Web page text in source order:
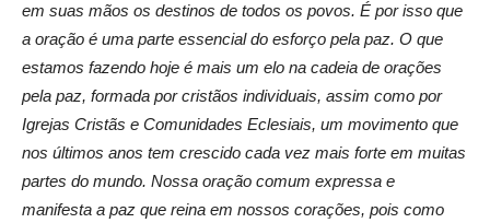
em suas mãos os destinos de todos os povos. É por isso que
a oração é uma parte essencial do esforço pela paz. O que
estamos fazendo hoje é mais um elo na cadeia de orações
pela paz, formada por cristãos individuais, assim como por
Igrejas Cristãs e Comunidades Eclesiais, um movimento que
nos últimos anos tem crescido cada vez mais forte em muitas
partes do mundo. Nossa oração comum expressa e
manifesta a paz que reina em nossos corações, pois como